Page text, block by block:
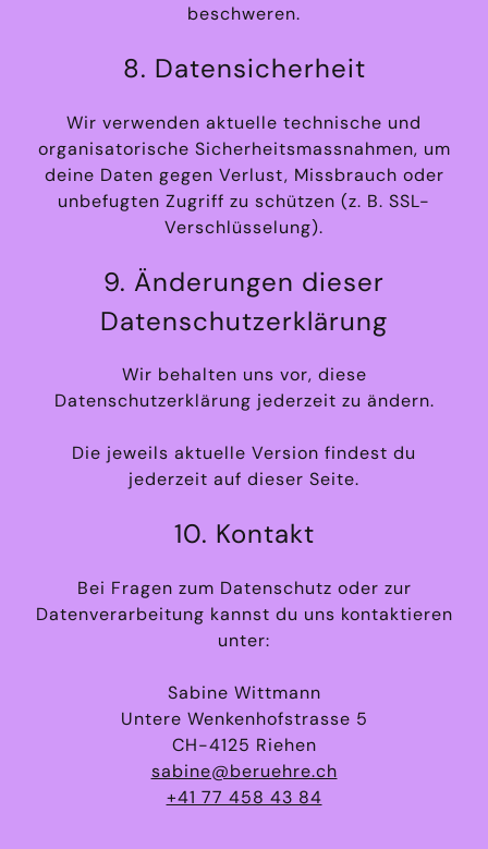
beschweren.
8. Datensicherheit
Wir verwenden aktuelle technische und
organisatorische Sicherheitsmassnahmen, um
deine Daten gegen Verlust, Missbrauch oder
unbefugten Zugriff zu schützen (z. B. SSL-
Verschlüsselung).
9. Änderungen dieser
Datenschutzerklärung
Wir behalten uns vor, diese
Datenschutzerklärung jederzeit zu ändern.
Die jeweils aktuelle Version findest du
jederzeit auf dieser Seite.
10. Kontakt
Bei Fragen zum Datenschutz oder zur
Datenverarbeitung kannst du uns kontaktieren
unter:
Sabine Wittmann
Untere Wenkenhofstrasse 5
CH-4125 Riehen
sabine@beruehre.ch
+41 77 458 43 84